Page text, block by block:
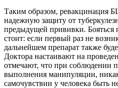
Таким образом, ревакцинация
надежную защиту от
предыдущей прививки.
стоит: если первый раз не
дальнейшем препарат также
Доктора настаивают на
отмечают, что при соблюдении
выполнения манипуляции,
самочувствии у человека быть